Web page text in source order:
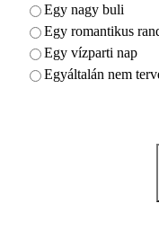
Egy nagy buli
Egy romantikus
Egy vízparti nap
Egyáltalán nem